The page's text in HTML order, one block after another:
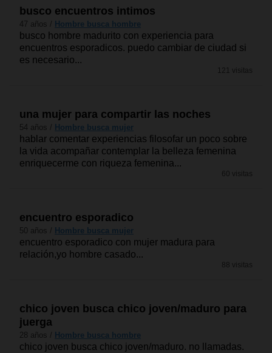
busco encuentros intimos
47 años / Hombre busca hombre
busco hombre madurito con experiencia para
encuentros esporadicos. puedo cambiar de ciudad si
es necesario...
121 visitas
una mujer para compartir las noches
54 años / Hombre busca mujer
hablar comentar experiencias filosofar un poco sobre
la vida acompañar contemplar la belleza femenina
enriquecerme con riqueza femenina...
60 visitas
encuentro esporadico
50 años / Hombre busca mujer
encuentro esporadico con mujer madura para
relación,yo hombre casado...
88 visitas
chico joven busca chico joven/maduro para
juerga
28 años / Hombre busca hombre
chico joven busca chico joven/maduro. no llamadas.